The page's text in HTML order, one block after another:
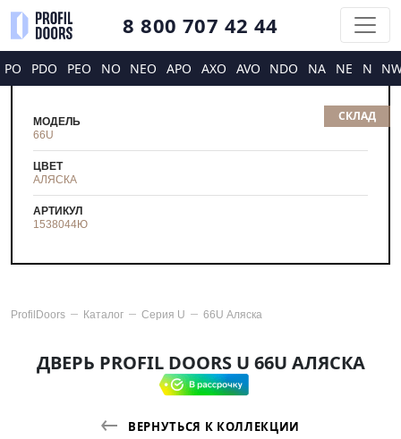
8 800 707 42 44
PO PDO PEO NO NEO APO AXO AVO NDO NA NE N
СКЛАД
МОДЕЛЬ
66U
ЦВЕТ
АЛЯСКА
АРТИКУЛ
1538044Ю
ProfilDoors Каталог Серия U 66U Аляска
ДВЕРЬ PROFIL DOORS U 66U АЛЯСКА
ВЕРНУТЬСЯ К КОЛЛЕКЦИИ